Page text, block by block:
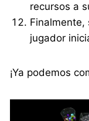
recursos a
Finalmente,
jugador
¡Ya podemos